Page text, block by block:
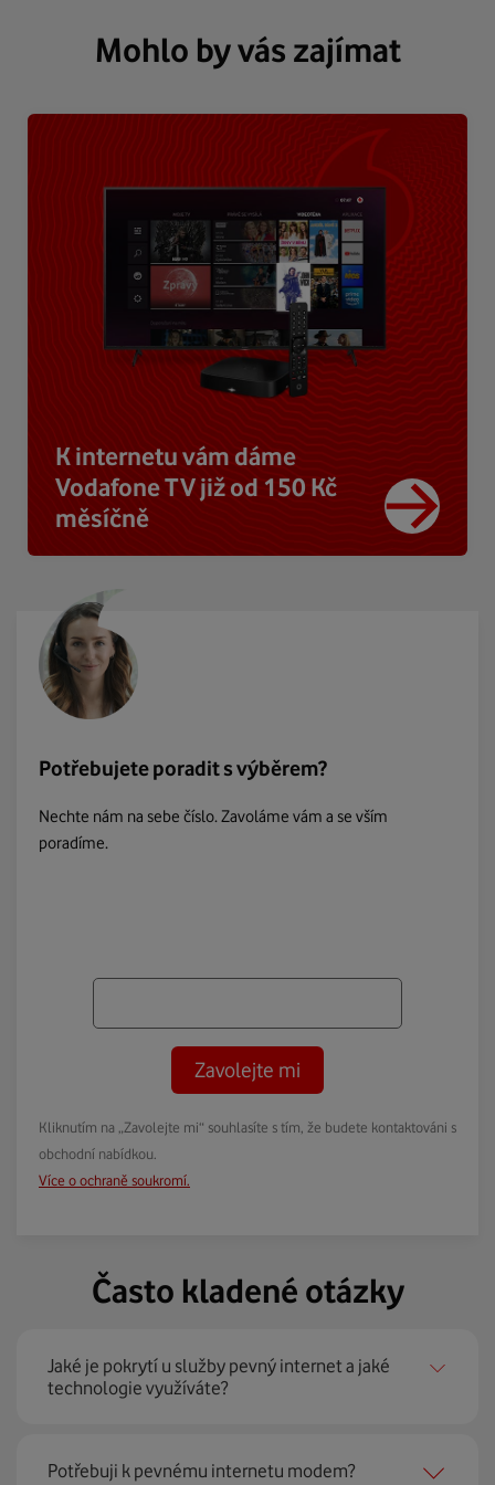
Mohlo by vás zajímat
K internetu vám dáme
Vodafone TV již od 150 Kč
měsíčně
Potřebujete poradit s výběrem?
Nechte nám na sebe číslo. Zavoláme vám a se vším
poradíme.
Zavolejte mi
Kliknutím na „Zavolejte mi“ souhlasíte s tím, že budete kontaktováni s
obchodní nabídkou.
Více o ochraně soukromí.
Často kladené otázky
Jaké je pokrytí u služby pevný internet a jaké
technologie využíváte?
Pevný internet můžeme nabídnout
Potřebuji k pevnému internetu modem?